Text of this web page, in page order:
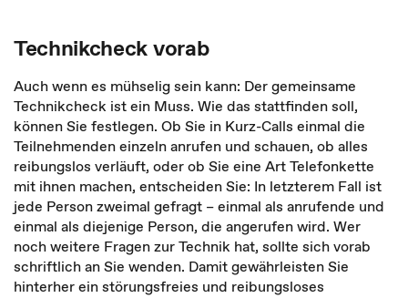
Technikcheck vorab
Auch wenn es mühselig sein kann: Der gemeinsame
Technikcheck ist ein Muss. Wie das stattfinden soll,
können Sie festlegen. Ob Sie in Kurz-Calls einmal die
Teil­nehmenden einzeln anrufen und schauen, ob alles
reibungslos verläuft, oder ob Sie eine Art Telefonkette
mit ihnen machen, entscheiden Sie: In letzterem Fall ist
jede Person zweimal gefragt – einmal als anrufende und
einmal als diejenige Per­son, die angerufen wird. Wer
noch weitere Fragen zur Technik hat, sollte sich vorab
schriftlich an Sie wenden. Damit gewährleisten Sie
hinterher ein störungsfreies und reibungsloses